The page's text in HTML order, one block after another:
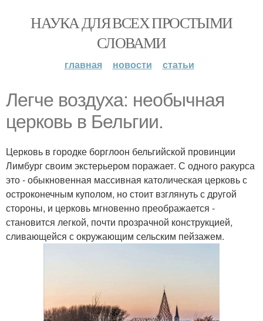
НАУКА ДЛЯ ВСЕХ ПРОСТЫМИ
СЛОВАМИ
главная новости статьи
Легче воздуха: необычная
церковь в Бельгии.
Церковь в городке борглоон бельгийской провинции
Лимбург своим экстерьером поражает. С одного ракурса
это - обыкновенная массивная католическая церковь с
остроконечным куполом, но стоит взглянуть с другой
стороны, и церковь мгновенно преображается -
становится легкой, почти прозрачной конструкцией,
сливающейся с окружающим сельским пейзажем.